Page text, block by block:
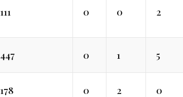
111 0 0 2
447 0 1 5
178 0 2 0